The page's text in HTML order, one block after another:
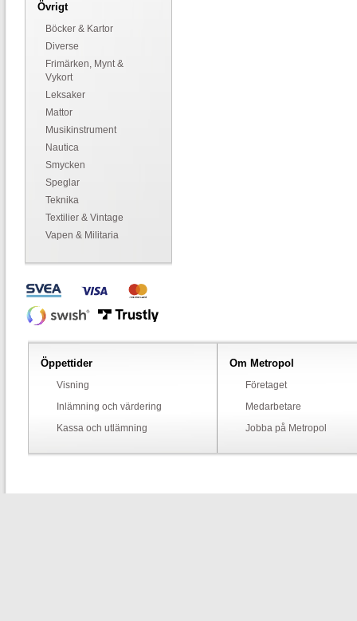
Övrigt
Böcker & Kartor
Diverse
Frimärken, Mynt &
Vykort
Leksaker
Mattor
Musikinstrument
Nautica
Smycken
Speglar
Teknika
Textilier & Vintage
Vapen & Militaria
Öppettider
Visning
Inlämning och värdering
Kassa och utlämning
Om Metropol
Företaget
Medarbetare
Jobba på Metropol